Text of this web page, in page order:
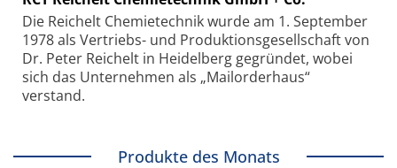
Die Reichelt Chemietechnik wurde am 1. September
1978 als Vertriebs- und Produktionsgesellschaft von
Dr. Peter Reichelt in Heidelberg gegründet, wobei
sich das Unternehmen als „Mailorderhaus“
verstand.
Produkte des Monats